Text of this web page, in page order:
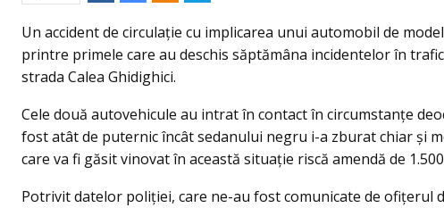
Un accident de circulaţie cu implicarea unui automobil de
printre primele care au deschis săptămâna incidentelor în
strada Calea Ghidighici.
Cele două autovehicule au intrat în contact în circumstanțe
fost atât de puternic încât sedanului negru i-a zburat chiar şi
care va fi găsit vinovat în această situaţie riscă amendă de
Potrivit datelor poliţiei, care ne-au fost comunicate de ofiţerul